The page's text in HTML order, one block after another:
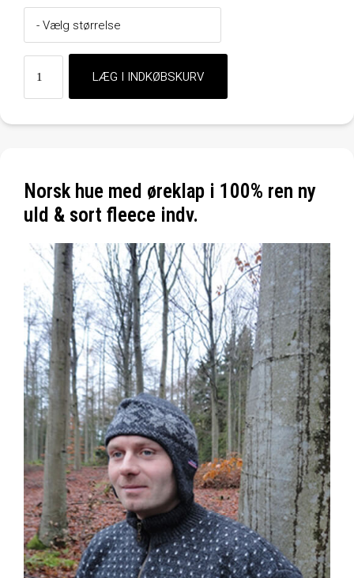
Norsk hue med øreklap i 100% ren ny
uld & sort fleece indv.